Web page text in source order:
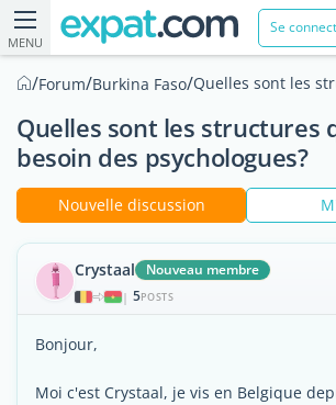
MENU
Se
/Forum/Burkina Faso/Quelles sont les
Quelles sont les structures
besoin des psychologues?
Nouvelle discussion
Crystaal Nouveau membre
| 5POSTS
Bonjour,
Moi c'est Crystaal, je vis en Belgique